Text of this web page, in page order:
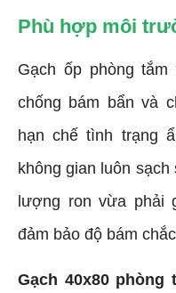
Phù hợp môi
Gạch ốp phòng
chống bám bẩn và
hạn chế tình trạng
không gian luôn
lượng ron vừa phải
đảm bảo độ bám
Gạch 40x80 phòng